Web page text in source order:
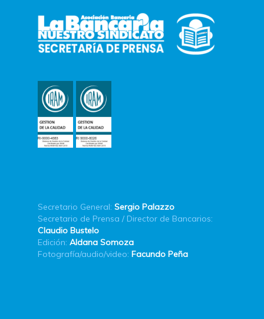
Secretario General: Sergio Palazzo
Secretario de Prensa / Director de Bancarios:
Claudio Bustelo
Edición: Aldana Somoza
Fotografía/audio/video: Facundo Peña